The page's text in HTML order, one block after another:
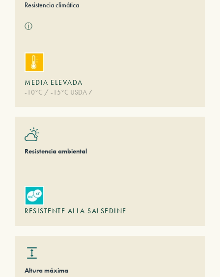
Resistencia climática
ⓘ
MEDIA ELEVADA
-10°C / -15°C USDA 7
Resistencia ambiental
RESISTENTE ALLA SALSEDINE
Altura máxima